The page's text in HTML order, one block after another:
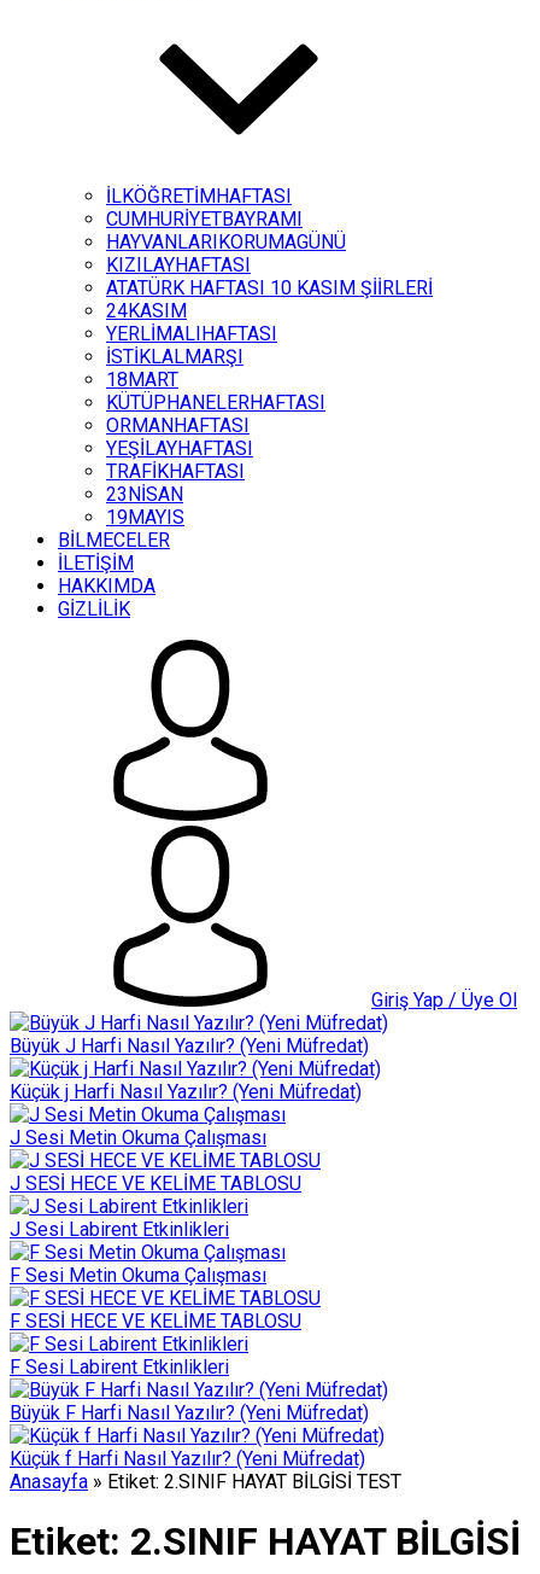
İLKÖĞRETİMHAFTASI
CUMHURİYETBAYRAMI
HAYVANLARIKORUMAGÜNÜ
KIZILAYHAFTASI
ATATÜRK HAFTASI 10 KASIM ŞİİRLERİ
24KASIM
YERLİMALIHAFTASI
İSTİKLALMARŞI
18MART
KÜTÜPHANELERHAFTASI
ORMANHAFTASI
YEŞİLAYHAFTASI
TRAFİKHAFTASI
23NİSAN
19MAYIS
BİLMECELER
İLETİŞİM
HAKKIMDA
GİZLİLİK
Giriş Yap / Üye Ol
Büyük J Harfi Nasıl Yazılır? (Yeni Müfredat)
Küçük j Harfi Nasıl Yazılır? (Yeni Müfredat)
J Sesi Metin Okuma Çalışması
J SESİ HECE VE KELİME TABLOSU
J Sesi Labirent Etkinlikleri
F Sesi Metin Okuma Çalışması
F SESİ HECE VE KELİME TABLOSU
F Sesi Labirent Etkinlikleri
Büyük F Harfi Nasıl Yazılır? (Yeni Müfredat)
Küçük f Harfi Nasıl Yazılır? (Yeni Müfredat)
Anasayfa » Etiket: 2.SINIF HAYAT BİLGİSİ TEST
Etiket: 2.SINIF HAYAT BİLGİSİ